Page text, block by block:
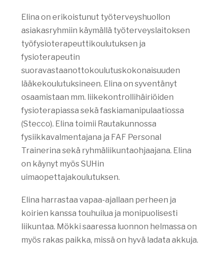
Elina on erikoistunut työterveyshuollon
asiakasryhmiin käymällä työterveyslaitoksen
työfysioterapeuttikoulutuksen ja
fysioterapeutin
suoravastaanottokoulutuskokonaisuuden
lääkekoulutuksineen. Elina on syventänyt
osaamistaan mm. liikekontrollihäiriöiden
fysioterapiassa sekä faskiamanipulaatiossa
(Stecco). Elina toimii Rautakunnossa
fysiikkavalmentajana ja FAF Personal
Trainerina sekä ryhmäliikuntaohjaajana. Elina
on käynyt myös SUHin
uimaopettajakoulutuksen.
Elina harrastaa vapaa-ajallaan perheen ja
koirien kanssa touhuilua ja monipuolisesti
liikuntaa. Mökki saaressa luonnon helmassa on
myös rakas paikka, missä on hyvä ladata akkuja.